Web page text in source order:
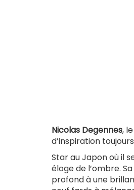
Nicolas Degennes,
d’inspiration
Star au Japon où il
éloge de l’ombre.
profond à une